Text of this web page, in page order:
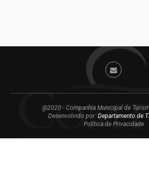
@2020 - Companhia Municipal de
Desenvolvido por: Departamento de
Política de Privacidade